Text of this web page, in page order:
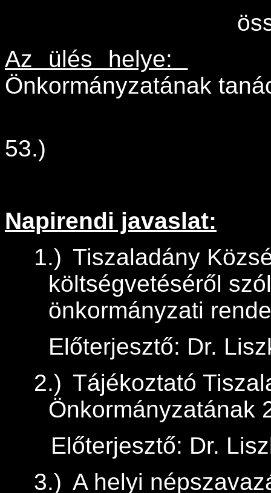
Az ülés helye:
Önkormányzatának
53.)
Napirendi javaslat:
1.) Tiszaladány
költségvetéséről
önkormányzati
Előterjesztő: Dr.
2.) Tájékoztató
Önkormányzatának
Előterjesztő: Dr.
3.) A helyi